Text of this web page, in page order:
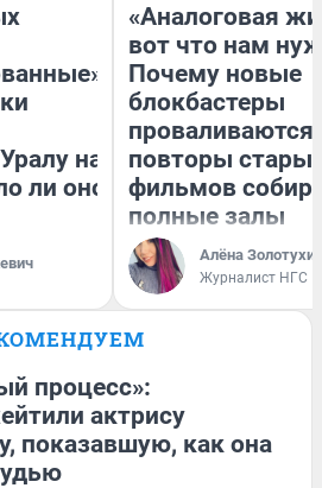
на
ли оно
«Аналоговая
вот что нам
Почему новые
блокбастеры
повторы
фильмов
полные залы
Алёна
Журналист НГС
процесс»:
актрису
показавшую, как она